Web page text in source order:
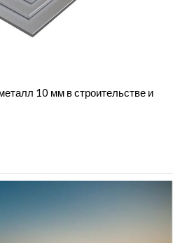
10 мм в строительстве и